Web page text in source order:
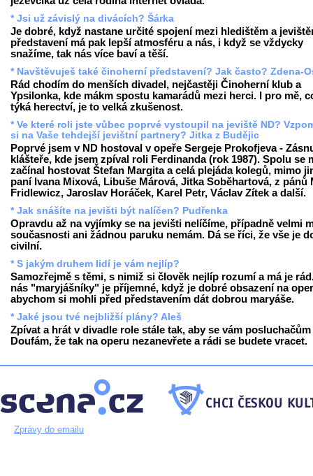
* Jsi už závislý na divácích? Šárka
Je dobré, když nastane určité spojení mezi hledištěm a
představení má pak lepší atmosféru a nás, i když se vždycky
snažíme, tak nás více baví a těší.
* Navštěvuješ také činoherní představení? Jak často? Zdena-
Rád chodím do menších divadel, nejčastěji Činoherní klub a
Ypsilonka, kde mákm spostu kamarádů mezi herci. I pro mě,
týká herectví, je to velká zkušenost.
* Ve které roli jste vůbec poprvé vystoupil na jeviště ND?
si na Vaše tehdejší jevištní partnery? Jitka z Budějic
Poprvé jsem v ND hostoval v opeře Sergeje Prokofjeva -
klášteře, kde jsem zpíval roli Ferdinanda (rok 1987). Spolu se
začínal hostovat Štefan Margita a celá plejáda kolegů, mimo
paní Ivana Mixová, Libuše Márová, Jitka Soběhartová, z pánů
Fridlewicz, Jaroslav Horáček, Karel Petr, Václav Zítek a další.
* Jak snášíte na jevišti být nalíčen? Pudřenka
Opravdu až na vyjímky se na jevišti nelíčíme, případně velmi
současnosti ani žádnou paruku nemám. Dá se říci, že vše je
civilní.
* S jakým druhem lidí je vám nejlíp?
Samozřejmě s těmi, s nimiž si člověk nejlíp rozumí a má je
nás "maryjášníky" je příjemné, když je dobré obsazení na
abychom si mohli před představením dát dobrou maryáše.
* Jaké jsou tvé nejbližší plány? Aleš
Zpívat a hrát v divadle role stále tak, aby se vám
Doufám, že tak na operu nezanevřete a rádi se budete vracet.
Zprávy do emailu